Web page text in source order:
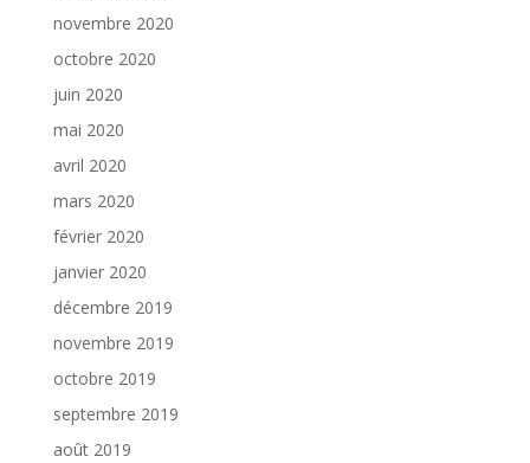
novembre 2020
octobre 2020
juin 2020
mai 2020
avril 2020
mars 2020
février 2020
janvier 2020
décembre 2019
novembre 2019
octobre 2019
septembre 2019
août 2019